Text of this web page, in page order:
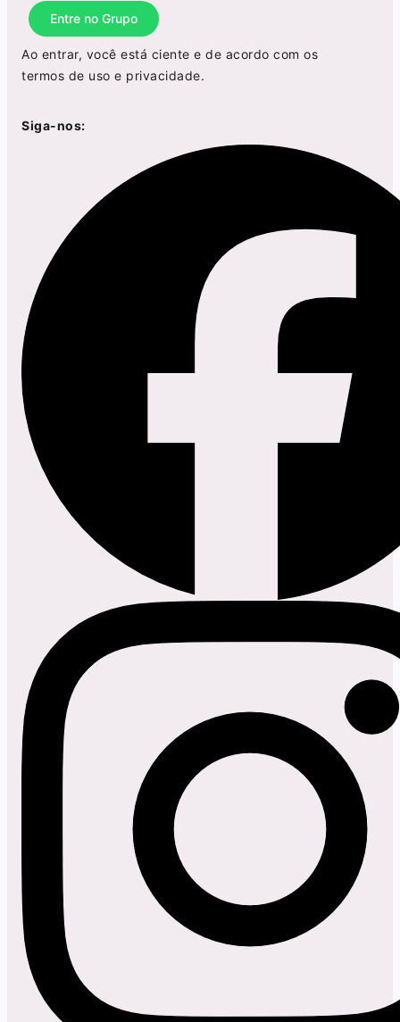
Entre no Grupo
Ao entrar, você está ciente e de acordo com os
termos de uso e privacidade.
Siga-nos: